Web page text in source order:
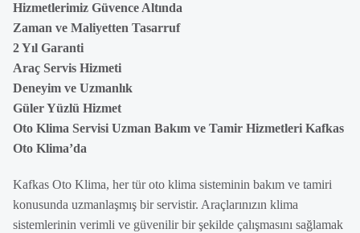
Hizmetlerimiz Güvence Altında
Zaman ve Maliyetten Tasarruf
2 Yıl Garanti
Araç Servis Hizmeti
Deneyim ve Uzmanlık
Güler Yüzlü Hizmet
Oto Klima Servisi Uzman Bakım ve Tamir Hizmetleri Kafkas
Oto Klima’da
Kafkas Oto Klima, her tür oto klima sisteminin bakım ve tamiri
konusunda uzmanlaşmış bir servistir. Araçlarınızın klima
sistemlerinin verimli ve güvenilir bir şekilde çalışmasını sağlamak